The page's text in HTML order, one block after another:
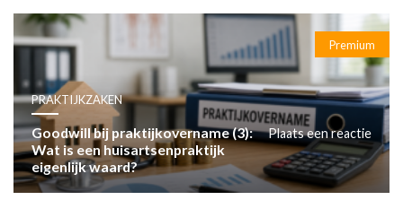
Premium
PRAKTIJKZAKEN
Goodwill bij praktijkovername (3):
Wat is een huisartsenpraktijk
eigenlijk waard?
Plaats een reactie